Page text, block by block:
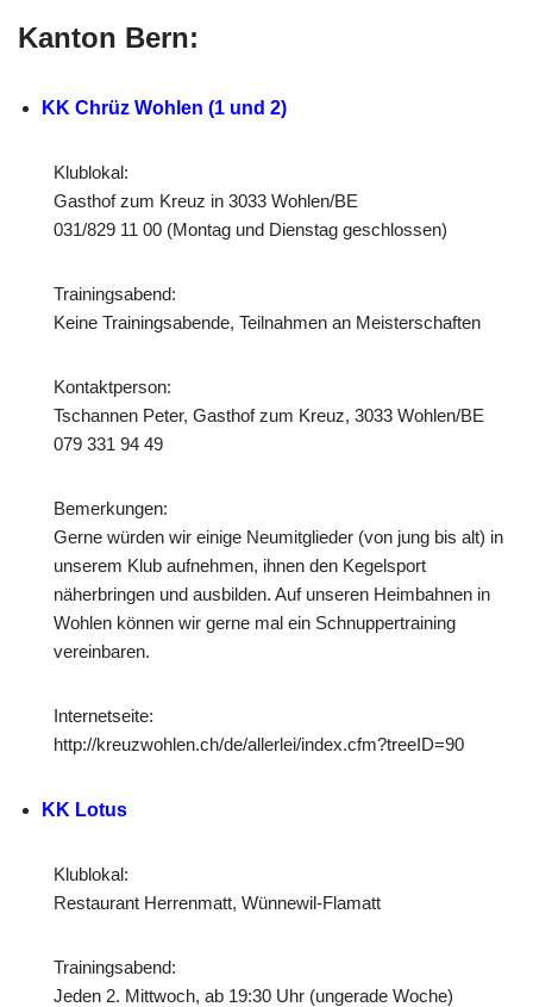
Kanton Bern:
KK Chrüz Wohlen (1 und 2)
Klublokal:
Gasthof zum Kreuz in 3033 Wohlen/BE
031/829 11 00 (Montag und Dienstag geschlossen)
Trainingsabend:
Keine Trainingsabende, Teilnahmen an Meisterschaften
Kontaktperson:
Tschannen Peter, Gasthof zum Kreuz, 3033 Wohlen/BE
079 331 94 49
Bemerkungen:
Gerne würden wir einige Neumitglieder (von jung bis alt) in
unserem Klub aufnehmen, ihnen den Kegelsport
näherbringen und ausbilden. Auf unseren Heimbahnen in
Wohlen können wir gerne mal ein Schnuppertraining
vereinbaren.
Internetseite:
http://kreuzwohlen.ch/de/allerlei/index.cfm?treeID=90
KK Lotus
Klublokal:
Restaurant Herrenmatt, Wünnewil-Flamatt
Trainingsabend:
Jeden 2. Mittwoch, ab 19:30 Uhr (ungerade Woche)